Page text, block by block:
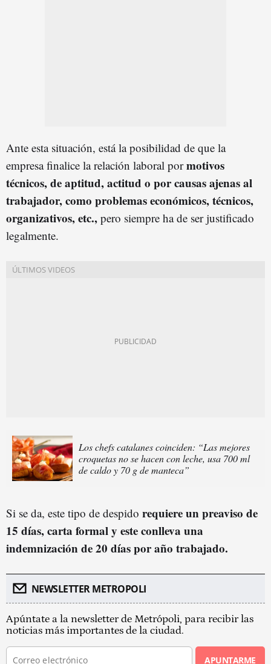
Ante esta situación, está la posibilidad de que la
empresa finalice la relación laboral pormotivos
técnicos, de aptitud, actitud o por causas ajenas al
trabajador, como problemas económicos, técnicos,
organizativos, etc., pero siempre ha de ser justificado
legalmente.
Los chefs catalanes coinciden: “Las mejores
croquetas no se hacen con leche, usa 700 ml
de caldo y 70 g de manteca”
Si se da, este tipo de despido requiere un preaviso de
15 días, carta formal y este conlleva una
indemnización de 20 días por año trabajado.
NEWSLETTER METROPOLI
Apúntate a la newsletter de Metrópoli, para recibir las
noticias más importantes de la ciudad.
APUNTARME